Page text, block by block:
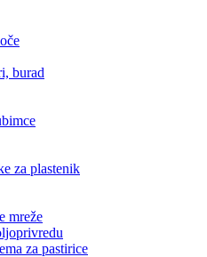
burad
za plastenik
mreže
za pastirice